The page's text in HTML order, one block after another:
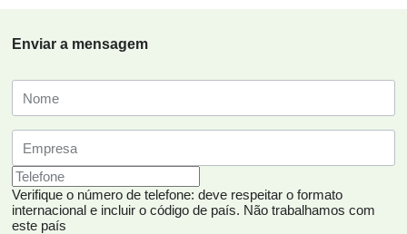
Enviar a mensagem
Verifique o número de telefone: deve respeitar o formato
internacional e incluir o código de país. Não trabalhamos com
este país